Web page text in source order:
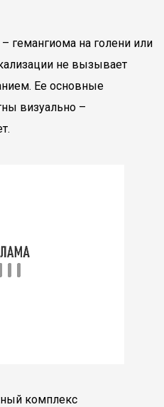
гемангиома на голени или
не вызывает
Ее основные
визуально –
комплекс